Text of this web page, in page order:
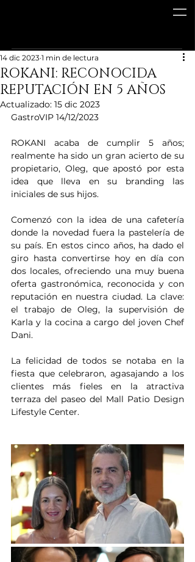
ROKANI: RECONOCIDA
REPUTACIÓN EN 5 AÑOS
14 dic 2023 1 min de lectura
Actualizado: 15 dic 2023
GastroVIP 14/12/2023
ROKANI acaba de cumplir 5 años;
realmente ha sido un gran acierto de su
propietario, Oleg, que apostó por esta
idea que lleva en su branding las
iniciales de sus hijos.
Comenzó con la idea de una cafetería
donde la novedad fuera la pastelería de
su país. En estos cinco años, ha dado el
giro hasta convertirse hoy en día con
dos locales, ofreciendo una muy buena
oferta gastronómica, reconocida y con
reputación en nuestra ciudad. La clave:
el trabajo de Oleg, la supervisión de
Karla y la cocina a cargo del joven Chef
Dani.
La felicidad de todos se notaba en la
fiesta que celebraron, agasajando a los
clientes más fieles en la atractiva
terraza del paseo del Mall Patio Design
Lifestyle Center.